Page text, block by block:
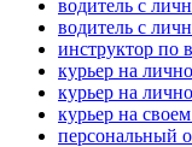
водитель с
водитель с
инструктор по
курьер на
курьер на
курьер на
персональный